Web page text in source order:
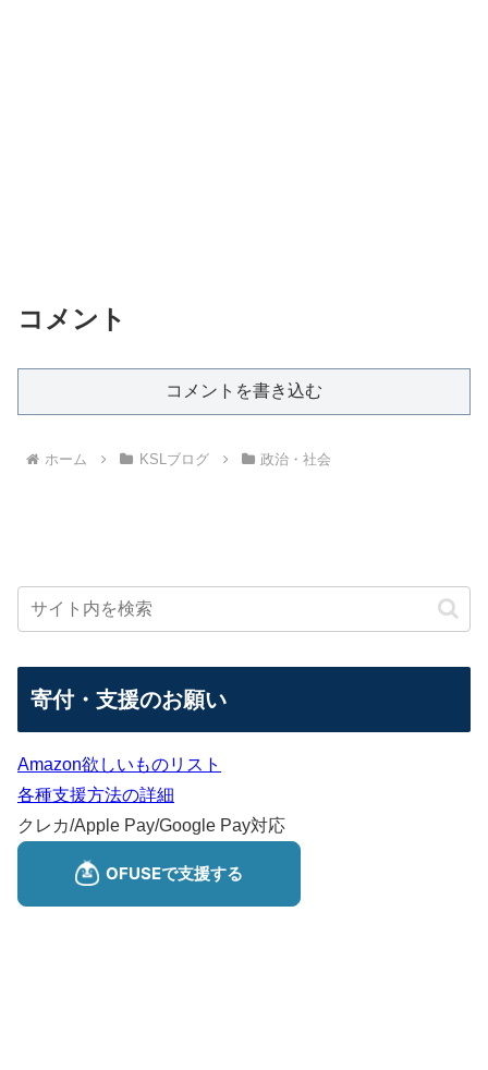
コメント
コメントを書き込む
ホーム KSLブログ 政治・社会
寄付・支援のお願い
Amazon欲しいものリスト
各種支援方法の詳細
クレカ/Apple Pay/Google Pay対応